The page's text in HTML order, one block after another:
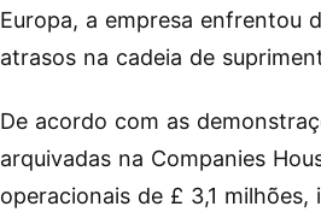
Europa, a empresa enfrentou
atrasos na cadeia de
De acordo com as
arquivadas na Companies
operacionais de £ 3,1